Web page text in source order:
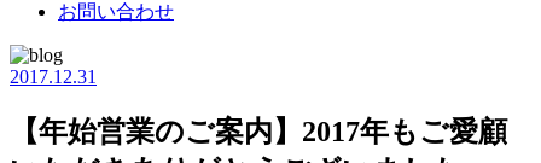
お問い合わせ
2017.12.31
【年始営業のご案内】2017年もご愛顧